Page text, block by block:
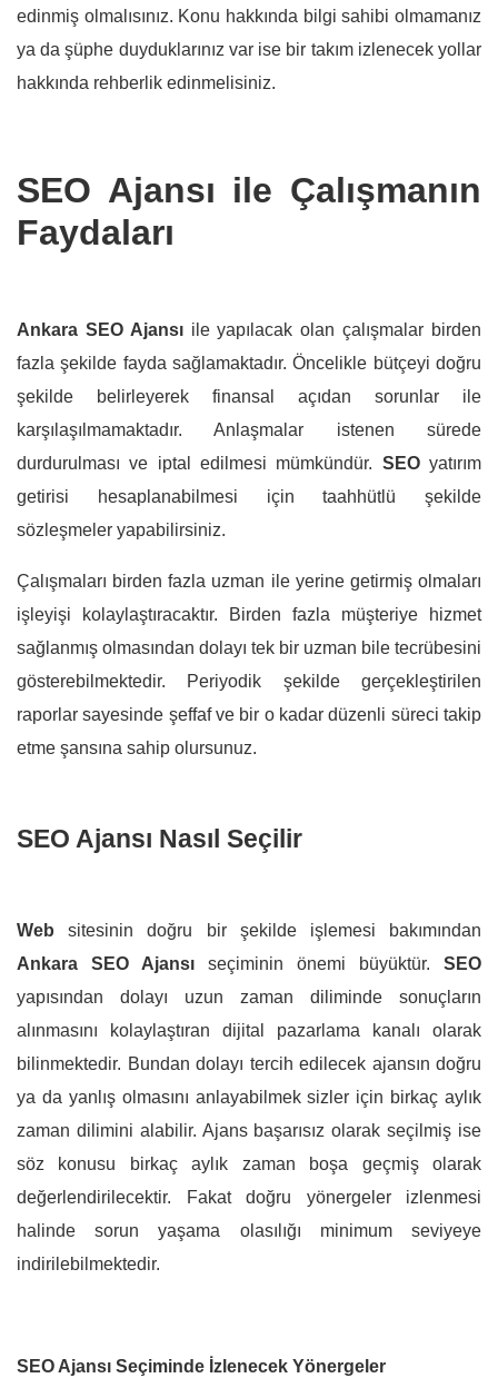
edinmiş olmalısınız. Konu hakkında bilgi sahibi olmamanız
ya da şüphe duyduklarınız var ise bir takım izlenecek yollar
hakkında rehberlik edinmelisiniz.
SEO Ajansı ile Çalışmanın
Faydaları
Ankara SEO Ajansı ile yapılacak olan çalışmalar birden
fazla şekilde fayda sağlamaktadır. Öncelikle bütçeyi doğru
şekilde belirleyerek finansal açıdan sorunlar ile
karşılaşılmamaktadır. Anlaşmalar istenen sürede
durdurulması ve iptal edilmesi mümkündür. SEOyatırım
getirisi hesaplanabilmesi için taahhütlü şekilde
sözleşmeler yapabilirsiniz.
Çalışmaları birden fazla uzman ile yerine getirmiş olmaları
işleyişi kolaylaştıracaktır. Birden fazla müşteriye hizmet
sağlanmış olmasından dolayı tek bir uzman bile tecrübesini
gösterebilmektedir. Periyodik şekilde gerçekleştirilen
raporlar sayesinde şeffaf ve bir o kadar düzenli süreci takip
etme şansına sahip olursunuz.
SEO Ajansı Nasıl Seçilir
Websitesinin doğru bir şekilde işlemesi bakımından
Ankara SEO Ajansı seçiminin önemi büyüktür. SEO
yapısından dolayı uzun zaman diliminde sonuçların
alınmasını kolaylaştıran dijital pazarlama kanalı olarak
bilinmektedir. Bundan dolayı tercih edilecek ajansın doğru
ya da yanlış olmasını anlayabilmek sizler için birkaç aylık
zaman dilimini alabilir. Ajans başarısız olarak seçilmiş ise
söz konusu birkaç aylık zaman boşa geçmiş olarak
değerlendirilecektir. Fakat doğru yönergeler izlenmesi
halinde sorun yaşama olasılığı minimum seviyeye
indirilebilmektedir.
SEO Ajansı Seçiminde İzlenecek Yönergeler